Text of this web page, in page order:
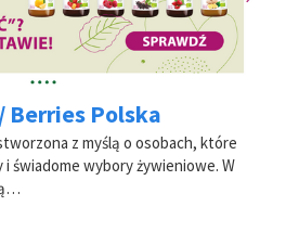
Berries Polska
z myślą o osobach, które
świadome wybory żywieniowe. W